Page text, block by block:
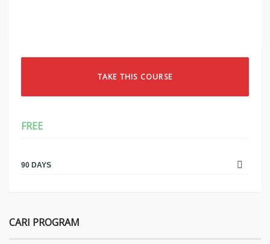
TAKE THIS COURSE
FREE
90 DAYS
CARI PROGRAM